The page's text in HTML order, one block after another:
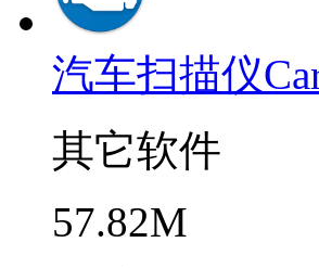
汽车扫描仪
其它软件
57.82M